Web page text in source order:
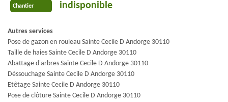
Chantier indisponible
Autres services
Pose de gazon en rouleau Sainte Cecile D Andorge 30110
Taille de haies Sainte Cecile D Andorge 30110
Abattage d'arbres Sainte Cecile D Andorge 30110
Déssouchage Sainte Cecile D Andorge 30110
Etêtage Sainte Cecile D Andorge 30110
Pose de clôture Sainte Cecile D Andorge 30110